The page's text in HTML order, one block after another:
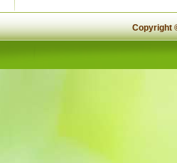
Copyright